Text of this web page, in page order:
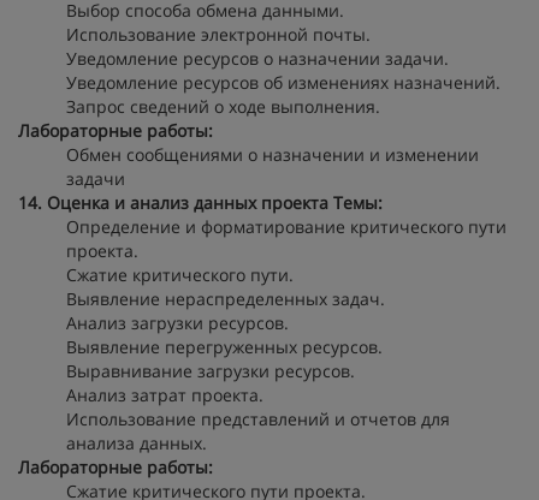
Выбор способа обмена данными.
Использование электронной почты.
Уведомление ресурсов о назначении задачи.
Уведомление ресурсов об изменениях назначений.
Запрос сведений о ходе выполнения.
Лабораторные работы:
Обмен сообщениями о назначении и изменении
задачи
14. Оценка и анализ данных проекта Темы:
Определение и форматирование критического пути
проекта.
Сжатие критического пути.
Выявление нераспределенных задач.
Анализ загрузки ресурсов.
Выявление перегруженных ресурсов.
Выравнивание загрузки ресурсов.
Анализ затрат проекта.
Использование представлений и отчетов для
анализа данных.
Лабораторные работы:
Сжатие критического пути проекта.